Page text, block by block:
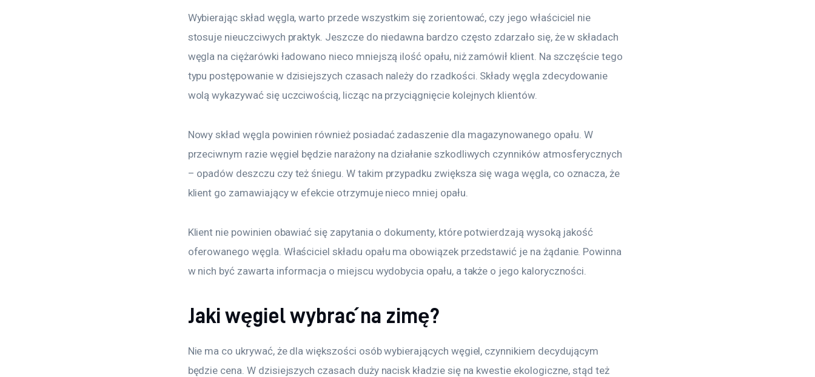
Wybierając skład węgla, warto przede wszystkim się zorientować, czy jego właściciel nie
stosuje nieuczciwych praktyk. Jeszcze do niedawna bardzo często zdarzało się, że w składach
węgla na ciężarówki ładowano nieco mniejszą ilość opału, niż zamówił klient. Na szczęście tego
typu postępowanie w dzisiejszych czasach należy do rzadkości. Składy węgla zdecydowanie
wolą wykazywać się uczciwością, licząc na przyciągnięcie kolejnych klientów.
Nowy skład węgla powinien również posiadać zadaszenie dla magazynowanego opału. W
przeciwnym razie węgiel będzie narażony na działanie szkodliwych czynników atmosferycznych
– opadów deszczu czy też śniegu. W takim przypadku zwiększa się waga węgla, co oznacza, że
klient go zamawiający w efekcie otrzymuje nieco mniej opału.
Klient nie powinien obawiać się zapytania o dokumenty, które potwierdzają wysoką jakość
oferowanego węgla. Właściciel składu opału ma obowiązek przedstawić je na żądanie. Powinna
w nich być zawarta informacja o miejscu wydobycia opału, a także o jego kaloryczności.
Jaki węgiel wybrać na zimę?
Nie ma co ukrywać, że dla większości osób wybierających węgiel, czynnikiem decydującym
będzie cena. W dzisiejszych czasach duży nacisk kładzie się na kwestie ekologiczne, stąd też